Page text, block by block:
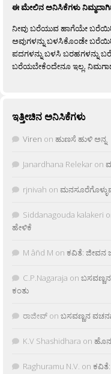
ಈ ಮೇಲಿನ ಅನಿಸಿಕೆಗಳು
ನೀವು ಬರೆಯುವ ಹಾಗೆಯೇ
ಅವುಗಳನ್ನು ಬಳಸಿಕೊಂಡೇ
ಪದಗಳನ್ನು ಬಳಸಿ ಬರಹಗಳನ್ನು
ಬರೆಯಬೇಕೆಂದೇನೂ ಇಲ್ಲ.
ಇತ್ತೀಚಿನ ಅನಿಸಿಕೆಗಳು
Viren on ಹುಣಸೆ ಹುಳಿ ಅನ್ನ
Janardhana Relekar on
rjnivah on
Siddanagouda kalakeri
ಹೇಳಿಕೆ
M âñd M on ಕವಿತೆ: ಜೀವನ
C.P.Nagaraja on
ಕಂತು
ರಾಜೀವ್ on ಬಸವಣ್ಣನ
K.V Shashidhara on
Raghuramu N.V. on